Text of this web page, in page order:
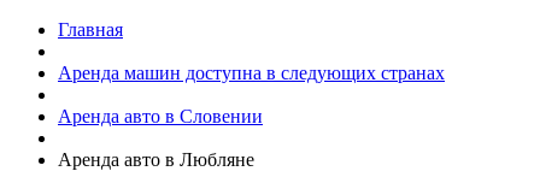
Главная
Аренда машин доступна в следующих странах
Аренда авто в Словении
Аренда авто в Любляне